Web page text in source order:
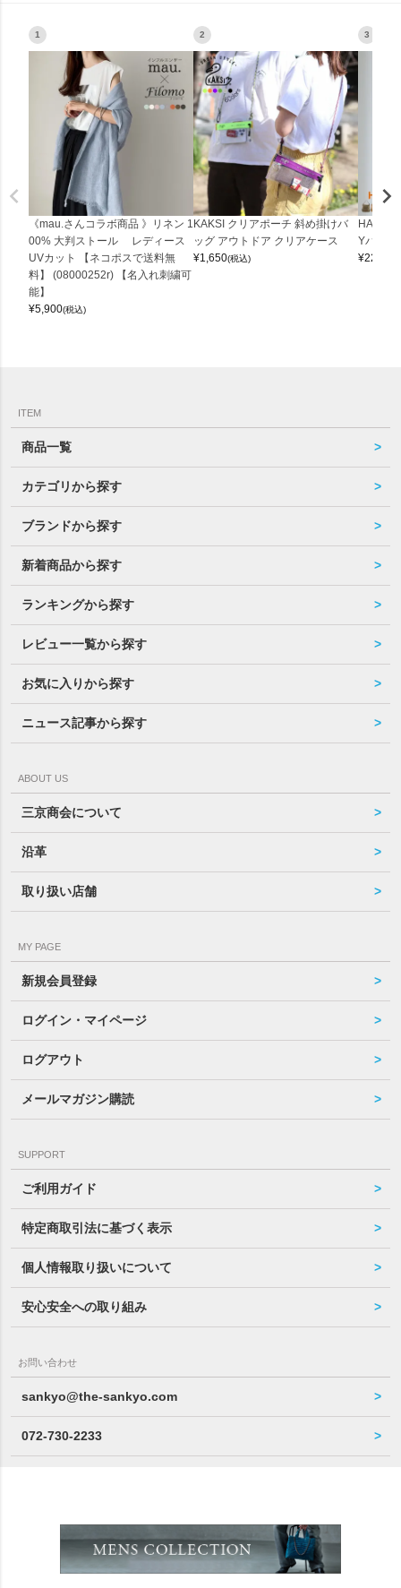
1
《mau.さんコラボ商品 》リネン 1
00% 大判ストール レディース
UVカット 【ネコポスで送料無
料】 (08000252r) 【名入れ刺繍可
能】
¥5,900(税込)
2
KAKSI クリアポーチ 斜め掛けバ
ッグ アウトドア クリアケース
¥1,650(税込)
3
Yバッグ
¥22,000
ITEM
商品一覧
カテゴリから探す
ブランドから探す
新着商品から探す
ランキングから探す
レビュー一覧から探す
お気に入りから探す
ニュース記事から探す
ABOUT US
三京商会について
沿革
取り扱い店舗
MY PAGE
新規会員登録
ログイン・マイページ
ログアウト
メールマガジン購読
SUPPORT
ご利用ガイド
特定商取引法に基づく表示
個人情報取り扱いについて
安心安全への取り組み
お問い合わせ
sankyo@the-sankyo.com
072-730-2233